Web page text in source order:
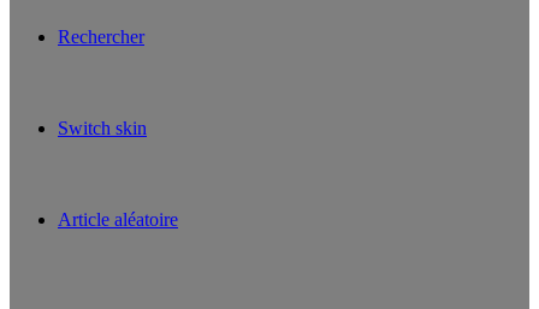
Rechercher
Switch skin
Article aléatoire